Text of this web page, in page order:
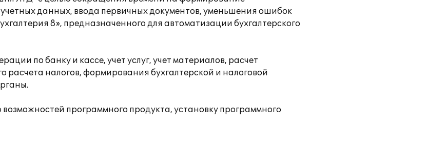
данных, ввода первичных документов, уменьшения ошибок
8», предназначенного для автоматизации бухгалтерского
по банку и кассе, учет услуг, учет материалов, расчет
расчета налогов, формирования бухгалтерской и налоговой
программного продукта, установку программного